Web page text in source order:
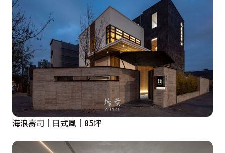
海浪壽司│日式風│85坪